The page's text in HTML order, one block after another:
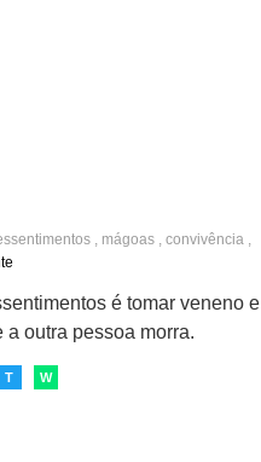
, mágoas, convivência,
,
é tomar veneno e
a outra pessoa morra.
T W